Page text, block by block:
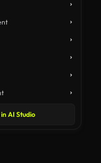
AI Studio